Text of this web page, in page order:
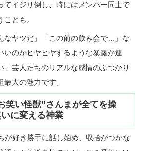
てイジり倒し、時にはメンバー同士で
とも。
なヤツだ」「この前の飲み会で…」な
いのかヒヤヒヤするような暴露が連
、芸人たちのリアルな感情のぶつかり
大の魅力です。
笑い怪獣”さんまが全てを操
に変える神業
が好き勝手に話し始め、収拾がつかな